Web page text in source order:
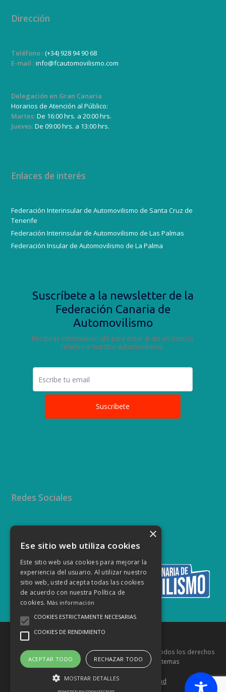
Dirección
Teléfono :(+34) 928 94 90 68
E-mail :info@fcautomovilismo.com
Delegación en Gran Canaria
Horarios de Atención al Público:
Martes:De 16:00 hrs. a 20:00 hrs.
Jueves:De 09:00 hrs. a 13:00 hrs.
Enlaces de interés
Federación Interinsular de Automovilismo de Santa Cruz de
Tenerife
Federación Interinsular de Automovilismo de Las Palmas
Federación Insular de Automovilismo de La Palma
Redes Sociales
Twitter
Facebook
Instagram
YouTube
CopyrightFederación Canaria de Automovilismo - Todos los derechos
reservados Diseñado por Innovaq Sistemas
Aviso Legal Política de Privacidad
×
Ese sitio web utiliza cookies
Este sitio web usa cookies para mejorar la
experiencia del usuario. Al utilizar nuestro
sitio web, usted acepta todas las cookies
de acuerdo con nuestra Política de
cookies. Más información
COOKIES ESTRICTAMENTE NECESARIAS
COOKIES DE RENDIMIENTO
ACEPTAR TODO RECHAZAR TODO
MOSTRAR DETALLES